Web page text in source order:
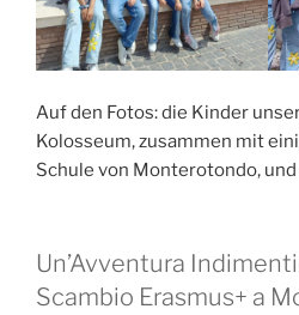
Auf den Fotos: die Kinder
Kolosseum, zusammen mit
Schule von Monterotondo,
Un’Avventura
Scambio Erasmus+ a